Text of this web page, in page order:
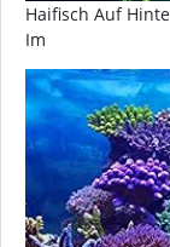
Haifisch Auf
Im